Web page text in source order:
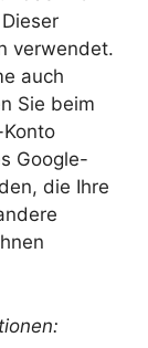
verwendet.
auch
Sie beim
Google-
die Ihre